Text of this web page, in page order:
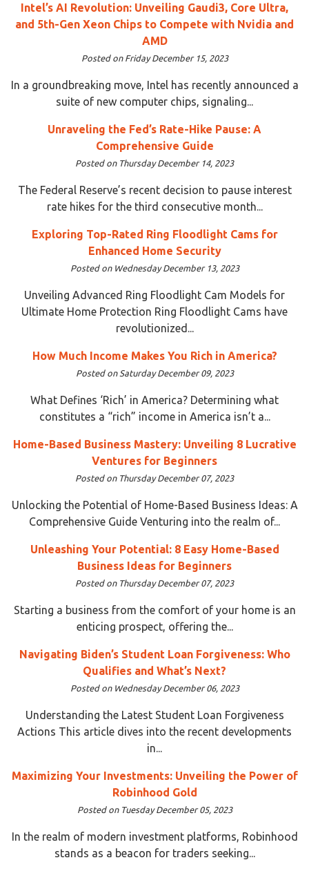
Intel’s AI Revolution: Unveiling Gaudi3, Core Ultra,
and 5th-Gen Xeon Chips to Compete with Nvidia and
AMD
Posted on Friday December 15, 2023
In a groundbreaking move, Intel has recently announced a
suite of new computer chips, signaling...
Unraveling the Fed’s Rate-Hike Pause: A
Comprehensive Guide
Posted on Thursday December 14, 2023
The Federal Reserve’s recent decision to pause interest
rate hikes for the third consecutive month...
Exploring Top-Rated Ring Floodlight Cams for
Enhanced Home Security
Posted on Wednesday December 13, 2023
Unveiling Advanced Ring Floodlight Cam Models for
Ultimate Home Protection Ring Floodlight Cams have
revolutionized...
How Much Income Makes You Rich in America?
Posted on Saturday December 09, 2023
What Defines ‘Rich’ in America? Determining what
constitutes a “rich” income in America isn’t a...
Home-Based Business Mastery: Unveiling 8 Lucrative
Ventures for Beginners
Posted on Thursday December 07, 2023
Unlocking the Potential of Home-Based Business Ideas: A
Comprehensive Guide Venturing into the realm of...
Unleashing Your Potential: 8 Easy Home-Based
Business Ideas for Beginners
Posted on Thursday December 07, 2023
Starting a business from the comfort of your home is an
enticing prospect, offering the...
Navigating Biden’s Student Loan Forgiveness: Who
Qualifies and What’s Next?
Posted on Wednesday December 06, 2023
Understanding the Latest Student Loan Forgiveness
Actions This article dives into the recent developments
in...
Maximizing Your Investments: Unveiling the Power of
Robinhood Gold
Posted on Tuesday December 05, 2023
In the realm of modern investment platforms, Robinhood
stands as a beacon for traders seeking...